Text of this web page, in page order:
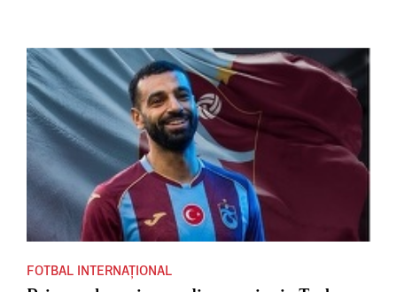
FOTBAL INTERNAȚIONAL